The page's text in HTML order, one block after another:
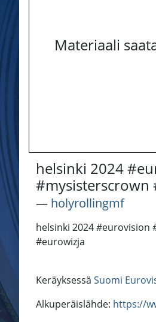
Materiaali
helsinki 2024
#mysisterscrown
― holyrollingmf
helsinki 2024 #eurovision
#eurowizja
Keräyksessä Suomi
Alkuperäislähde: https://